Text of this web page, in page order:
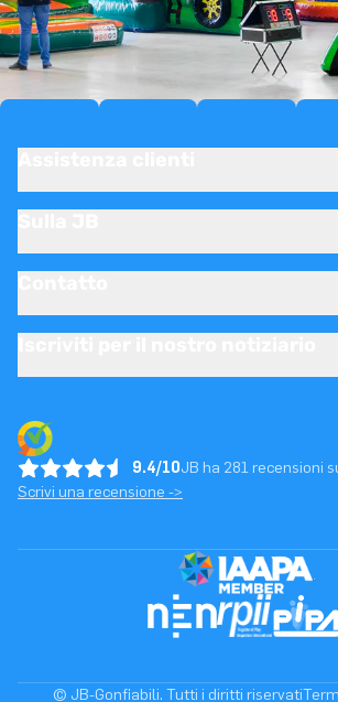
9.4/10JB ha 281 recensioni
Scrivi una recensione ->
© JB-Gonfiabili. Tutti i diritti riservati